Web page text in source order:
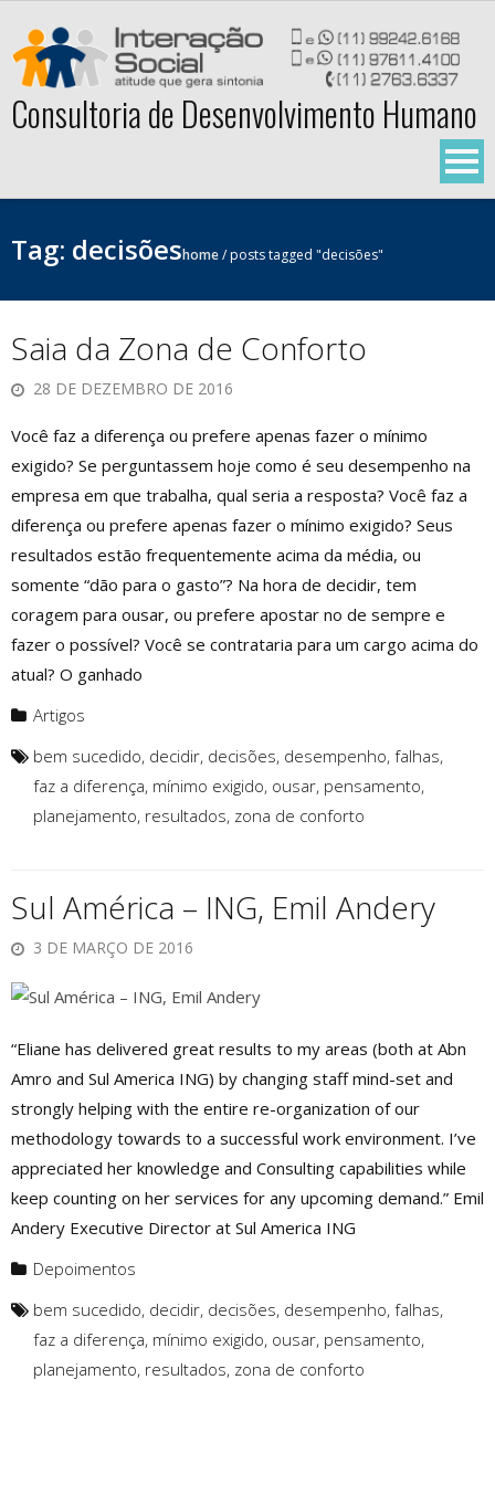
content
Consultoria de Desenvolvimento Humano
Tag: decisõeshome/posts tagged "decisões"
Saia da Zona de Conforto
28 DE DEZEMBRO DE 2016
Você faz a diferença ou prefere apenas fazer o mínimo
exigido? Se perguntassem hoje como é seu desempenho na
empresa em que trabalha, qual seria a resposta? Você faz a
diferença ou prefere apenas fazer o mínimo exigido? Seus
resultados estão frequentemente acima da média, ou
somente “dão para o gasto”? Na hora de decidir, tem
coragem para ousar, ou prefere apostar no de sempre e
fazer o possível? Você se contrataria para um cargo acima do
atual? O ganhado
Artigos
bem sucedido, decidir, decisões, desempenho, falhas,
faz a diferença, mínimo exigido, ousar, pensamento,
planejamento, resultados, zona de conforto
Sul América – ING, Emil Andery
3 DE MARÇO DE 2016
“Eliane has delivered great results to my areas (both at Abn
Amro and Sul America ING) by changing staff mind-set and
strongly helping with the entire re-organization of our
methodology towards to a successful work environment. I’ve
appreciated her knowledge and Consulting capabilities while
keep counting on her services for any upcoming demand.” Emil
Andery Executive Director at Sul America ING
Depoimentos
bem sucedido, decidir, decisões, desempenho, falhas,
faz a diferença, mínimo exigido, ousar, pensamento,
planejamento, resultados, zona de conforto